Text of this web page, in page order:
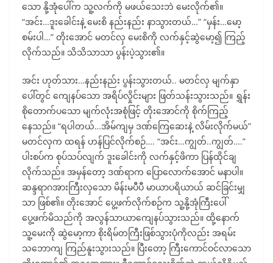
သော နို့အုံပေါ်က သူ့လက်ကို မဖယ်သေးဘဲ မေးလိုက်၏။
“အင်း…ဒူးခေါင်းနဲ့ မေးစိ နည်းနည်း နာသွားတယ်…” “မှန်း…မော့
စမ်းပါ…” တိုးအောင် မတင်လှ မေးစိကို လက်နှင့်ဆွဲမော့၍ ကြည့်
လိုက်သည်။ သိသိသာသာ ပွန်းပဲ့သွား၏။
အင်း ဟုတ်သား…နည်းနည်း ပွန်းသွားတယ်.. မတင်လှ မျက်နှာ
ပေါ်တွင် ကျေနပ်သော အရိပ်လှိုင်းများ ဖြတ်သန်းသွားသည်။ ရွှန်း
စိုတောက်ပသော မျက်လုံးအစုံဖြင့် တိုးအောင်ကို စိုက်ကြည့်
နေသည်။ “ရပါတယ်…အိမ်ကျမှ ဒဏ်ကြေဆေးနဲ့ လိမ်းလိုက်မယ်”
မတင်လှက ထရန် ဟန်ပြင်လိုက်စဉ်…. “အင်း…ကျွတ်..ကျွတ်….”
ပါးစပ်က စုပ်သပ်လျက် ဒူးခေါင်းကို လက်နှင့်ဖိကာ ပြန်ထိုင်ချ
လိုက်သည်။ အမှန်တော့ ဒဏ်ရာက ပြောလောက်အောင် မနာပါ။
ဆန္ဒရာဂအားကြီးလှသော မိန်းမပီပီ မာယာပရိယာယ် ဆင်ခြင်းမျှ
သာ ဖြစ်၏။ တိုးအောင် ပွေ့ဖက်လိုက်စဉ်က သူ့နို့အုံကြီးပေါ်
ပွေ့ဖက်မိသည်ကို အလွန်သာယာကျေနပ်သွားသည်။ ထို့နောက်
သူ့မေးကို ဆွဲမော့ကာ စိုးရိမ်တကြီးဖြစ်သွားပုံကိုလည်း အရမ်း
သဘောကျ ကြည်နူးသွားသည်။ ပြီးတော့ ကြီးကောင်ဝင်လာသော